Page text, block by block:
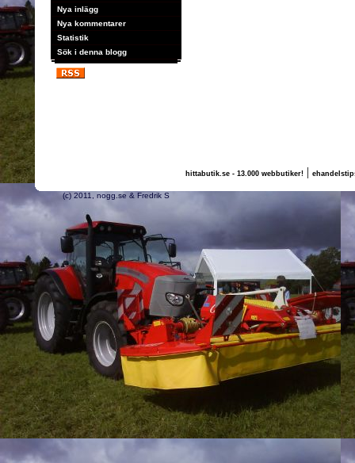
Nya inlägg
Nya kommentarer
Statistik
Sök i denna blogg
hittabutik.se - 13.000 webbutiker!|
(c) 2011, nogg.se & Fredrik S